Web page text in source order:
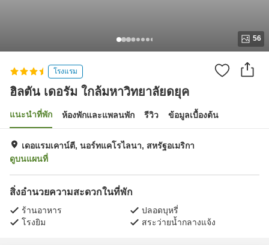
56
โรงแรม
ฮิลตัน เดอรัม ใกล้มหาวิทยาลัยดยุค
แนะนำที่พัก ห้องพักและแพลนพัก รีวิว ข้อมูลเบื้องต้น
เดอแรมเคาน์ตี, นอร์ทแคโรไลนา, สหรัฐอเมริกา
ดูบนแผนที่
สิ่งอำนวยความสะดวกในที่พัก
ร้านอาหาร
ปลอดบุหรี่
โรงยิม
สระว่ายน้ำกลางแจ้ง